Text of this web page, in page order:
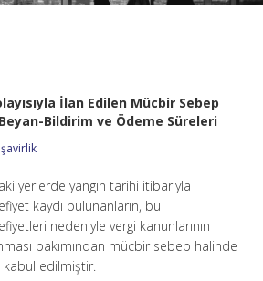
İlan Edilen Mücbir Sebep
Bildirim ve Ödeme Süreleri
yerlerde yangın tarihi itibarıyla
kaydı bulunanların, bu
nedeniyle vergi kanunlarının
bakımından mücbir sebep halinde
kabul edilmiştir.